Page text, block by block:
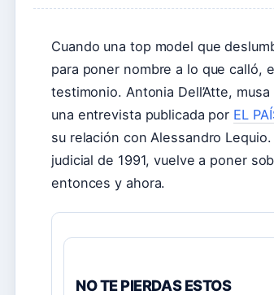
Cuando una top model que
para poner nombre a lo que calló,
testimonio. Antonia Dell’Atte,
una entrevista publicada por EL
su relación con Alessandro
judicial de 1991, vuelve a poner
entonces y ahora.
NO TE PIERDAS ESTOS